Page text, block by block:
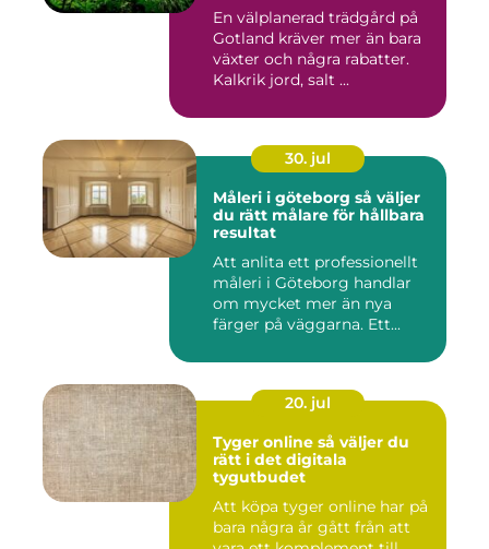
En välplanerad trädgård på
Gotland kräver mer än bara
växter och några rabatter.
Kalkrik jord, salt ...
30. jul
Måleri i göteborg så väljer
du rätt målare för hållbara
resultat
Att anlita ett professionellt
måleri i Göteborg handlar
om mycket mer än nya
färger på väggarna. Ett...
20. jul
Tyger online så väljer du
rätt i det digitala
tygutbudet
Att köpa tyger online har på
bara några år gått från att